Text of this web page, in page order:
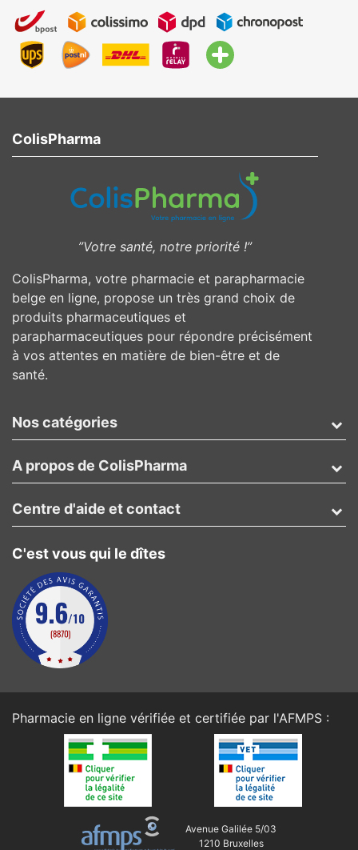
ColisPharma
”Votre santé, notre priorité !”
ColisPharma, votre pharmacie et parapharmacie
belge en ligne, propose un très grand choix de
produits pharmaceutiques et
parapharmaceutiques pour répondre précisément
à vos attentes en matière de bien-être et de
santé.
Nos catégories
A propos de ColisPharma
C'est vous qui le dîtes
Centre d'aide et contact
Pharmacie en ligne vérifiée et certifiée par l'AFMPS :
Avenue Galilée 5/03
1210 Bruxelles